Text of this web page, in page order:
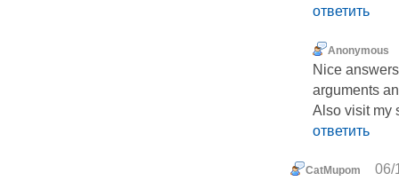
ответить
Anonymous
Nice
arguments
Also visit my
ответить
CatMupom
06/